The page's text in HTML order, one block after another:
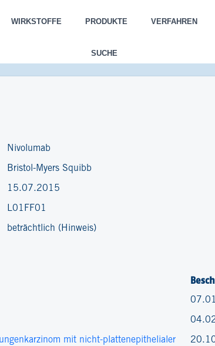
WIRKSTOFFE PRODUKTE VERFAHREN
SUCHE
Nivolumab
Bristol-Myers Squibb
15.07.2015
L01FF01
beträchtlich (Hinweis)
mit nicht-plattenepithelialer